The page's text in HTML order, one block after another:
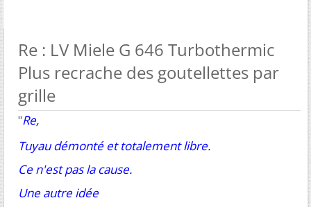
Re : LV Miele G 646 Turbothermic
Plus recrache des goutellettes par
grille
"Re,
Tuyau démonté et totalement libre.
Ce n'est pas la cause.
Une autre idée